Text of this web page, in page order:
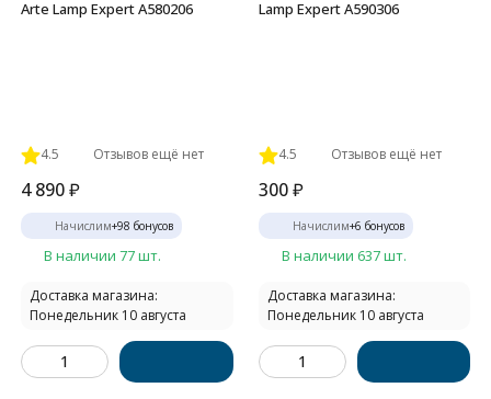
Arte Lamp Expert A580206
4.5 Отзывов ещё нет
4 890₽
Начислим+98 бонусов
В наличии 77 шт.
Доставка магазина:
Понедельник 10 августа
Lamp Expert A590306
4.5 Отзывов ещё нет
300 ₽
Начислим+6 бонусов
В наличии 637 шт.
Доставка магазина:
Понедельник 10 августа